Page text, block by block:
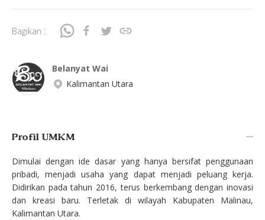
Bagikan :
Belanyat Wai
Kalimantan Utara
Profil UMKM
Dimulai dengan ide dasar yang hanya bersifat penggunaan
pribadi, menjadi usaha yang dapat menjadi peluang kerja.
Didirikan pada tahun 2016, terus berkembang dengan inovasi
dan kreasi baru. Terletak di wilayah Kabupaten Malinau,
Kalimantan Utara.